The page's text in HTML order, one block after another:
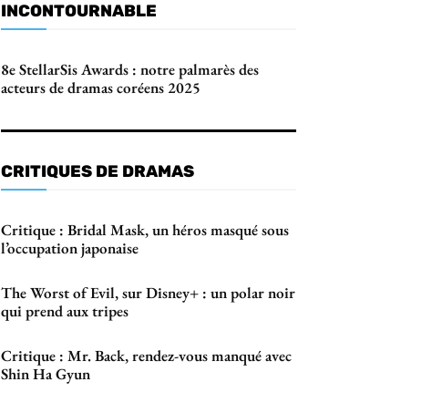
INCONTOURNABLE
8e StellarSis Awards : notre palmarès des
acteurs de dramas coréens 2025
CRITIQUES DE DRAMAS
Critique : Bridal Mask, un héros masqué sous
l’occupation japonaise
The Worst of Evil, sur Disney+ : un polar noir
qui prend aux tripes
Critique : Mr. Back, rendez-vous manqué avec
Shin Ha Gyun